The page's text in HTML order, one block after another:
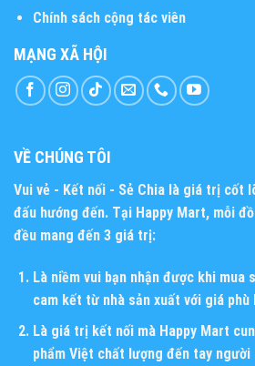
Chính sách cộng tác viên
MẠNG XÃ HỘI
VỀ CHÚNG TÔI
Vui vẻ - Kết nối - Sẻ Chia là giá trị cốt
đấu hướng đến. Tại Happy Mart, mỗi
đều mang đến 3 giá trị:
Là niềm vui bạn nhận được khi mua
cam kết từ nhà sản xuất với giá phù
Là giá trị kết nối mà Happy Mart
phẩm Việt chất lượng đến tay người